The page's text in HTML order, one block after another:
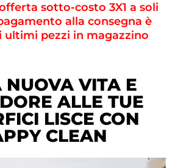
sotto-costo 3X1 a soli
alla consegna è
ultimi pezzi in magazzino
NUOVA VITA E
ALLE TUE
LISCE CON
CLEAN